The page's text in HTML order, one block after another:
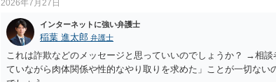
2026年7月27日
インターネットに強い弁護士
稲葉 進太郎 弁護士
これは詐欺などのメッセージと思っていいのでしょうか？ →相
ていながら肉体関係や性的なやり取りを求めた」ことが一切ない